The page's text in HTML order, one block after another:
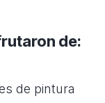
de:
de pintura